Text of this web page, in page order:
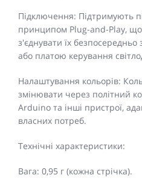
Підключення: Підтримують
принципом Plug-and-Play, що
з'єднувати їх
або платою керування
Налаштування кольорів:
змінювати через політний
Arduino та інші пристрої,
власних потреб.​
Технічні характеристики:
Вага: 0,95 г (кожна стрічка).​